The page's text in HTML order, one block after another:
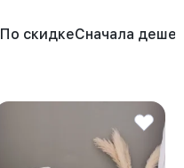
По скидкеСначала